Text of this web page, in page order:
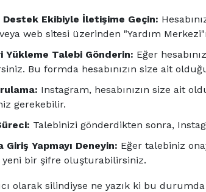
Ekibiyle İletişime Geçin:
web sitesi üzerinden "Yardım
Yükleme Talebi Gönderin: Eğer
Bu formda hesabınızın size ait
Instagram, hesabınızın size ait
gerekebilir.
Talebinizi gönderdikten sonra,
Giriş Yapmayı Deneyin: Eğer talebiniz
bir şifre oluşturabilirsiniz.
olarak silindiyse ne yazık ki bu